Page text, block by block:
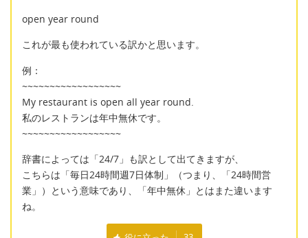
open year round
これが最も使われている訳かと思います。
例：
~~~~~~~~~~~~~~~~~~
My restaurant is open all year round.
私のレストランは年中無休です。
~~~~~~~~~~~~~~~~~~
辞書によっては「24/7」も訳として出てきますが、
こちらは「毎日24時間週7日体制」（つまり、「24時間営
業」）という意味であり、「年中無休」とはまた違います
ね。